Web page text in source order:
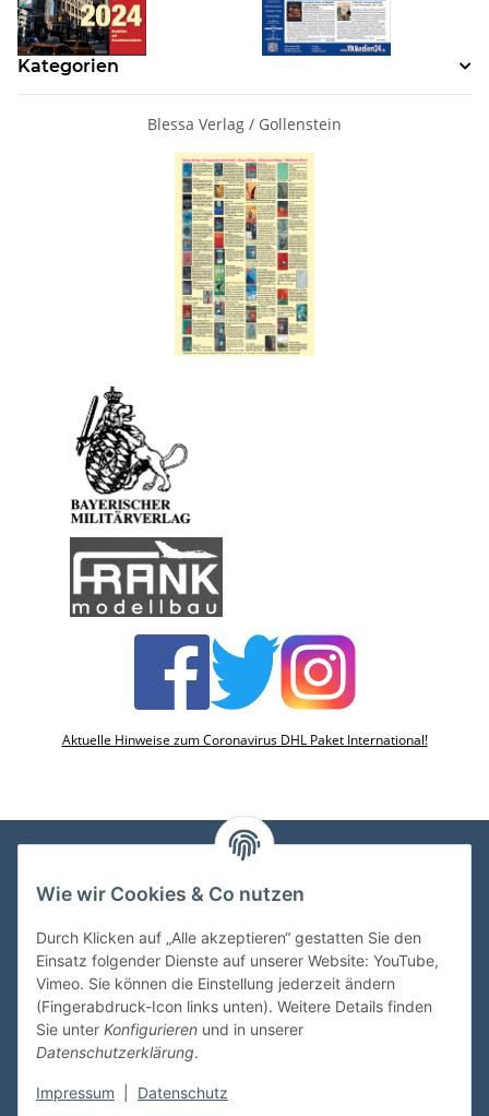
Kategorien
Blessa Verlag / Gollenstein
Aktuelle Hinweise zum Coronavirus DHL Paket International!
VDMedien24.de
Kasernenstraße 6-10
66482 Zweibrücken
Tel. 06332 72710
eMail: heinz.nickel@vdmedien.de
Wie wir Cookies & Co nutzen
Durch Klicken auf „Alle akzeptieren“ gestatten Sie den
Einsatz folgender Dienste auf unserer Website: YouTube,
Vimeo. Sie können die Einstellung jederzeit ändern
(Fingerabdruck-Icon links unten). Weitere Details finden
Sie unter Konfigurieren und in unserer
Datenschutzerklärung.
Impressum Datenschutz